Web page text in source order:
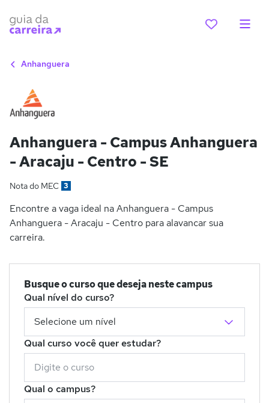
Anhanguera
Anhanguera - Campus Anhanguera
- Aracaju - Centro - SE
Nota do MEC 3
Encontre a vaga ideal na Anhanguera - Campus
Anhanguera - Aracaju - Centro para alavancar sua
carreira.
Busque o curso que deseja neste campus
Qual nível do curso?
Qual curso você quer estudar?
Qual o campus?